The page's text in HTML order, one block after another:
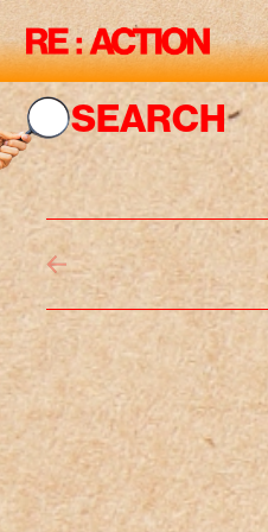
SEARCH
:
:
:
:
:
:
:
RE:
RE:
RE:
RE:
RE:
RE:
RE: